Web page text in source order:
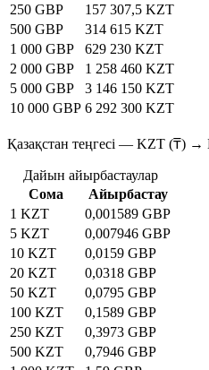
250 GBP
157 307,5 KZT
500 GBP
314 615 KZT
1 000 GBP
629 230 KZT
2 000 GBP
1 258 460 KZT
5 000 GBP
3 146 150 KZT
10 000 GBP 6 292 300 KZT
Қазақстан теңгесі — KZT (₸)
Дайын айырбастаулар
Сома
Айырбастау
1 KZT
0,001589 GBP
5 KZT
0,007946 GBP
10 KZT
0,0159 GBP
20 KZT
0,0318 GBP
50 KZT
0,0795 GBP
100 KZT
0,1589 GBP
250 KZT
0,3973 GBP
500 KZT
0,7946 GBP